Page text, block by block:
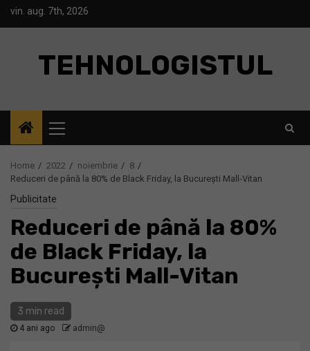
Skipvin. aug. 7th, 2026
TEHNOLOGISTUL
Menu
Home 2022 noiembrie
8
Reduceri de până la 80% de Black Friday, la București Mall-Vitan
Publicitate
Reduceri de până la 80%
de Black Friday, la
București Mall-Vitan
3 min read
4 ani ago admin@